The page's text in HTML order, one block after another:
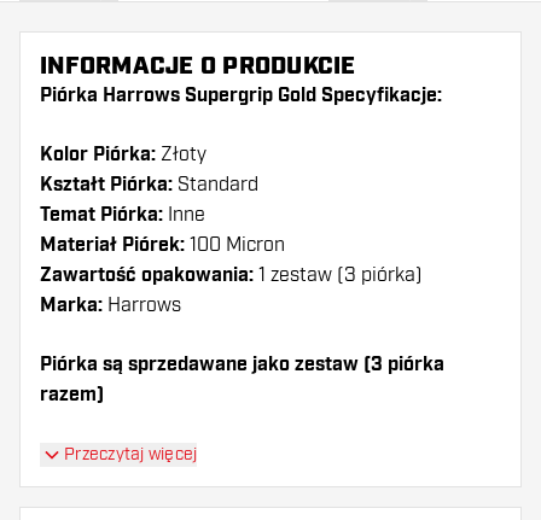
INFORMACJE O PRODUKCIE
Piórka Harrows Supergrip Gold Specyfikacje:
Kolor Piórka: Złoty
Kształt Piórka: Standard
Temat Piórka: Inne
Materiał Piórek: 100 Micron
Zawartość opakowania: 1 zestaw (3 piórka)
Marka: Harrows
Piórka są sprzedawane jako zestaw (3 piórka
razem)
Dartshopper tip!
Upewnij się, że masz pod ręką dużo piórek i
Przeczytaj więcej